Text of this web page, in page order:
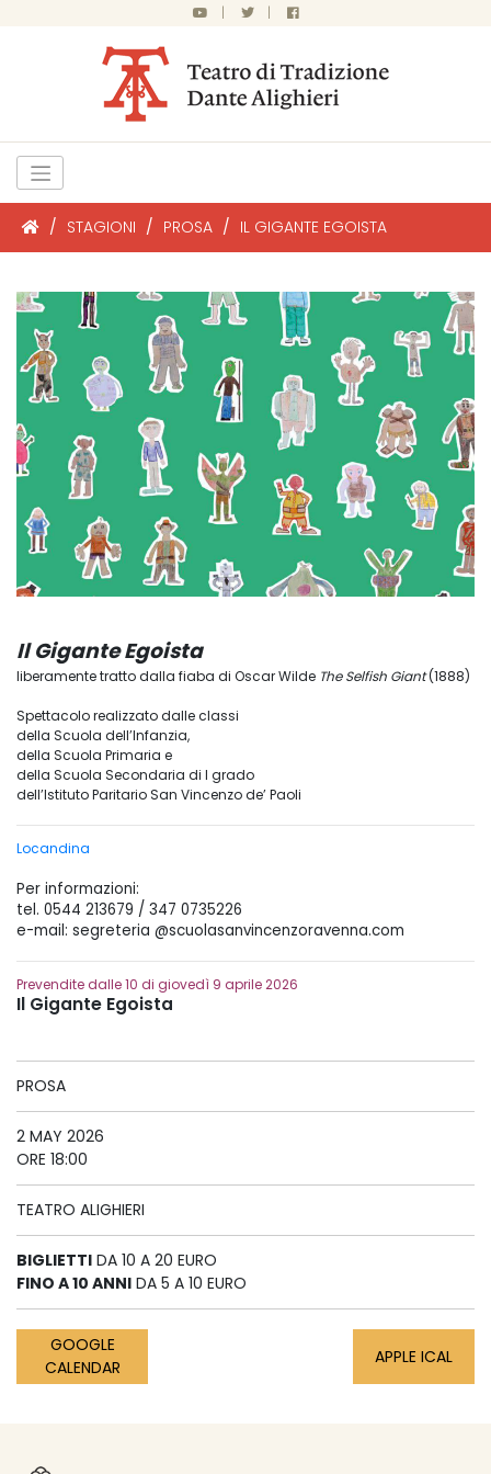
| |
/ STAGIONI / PROSA / IL GIGANTE EGOISTA
Il Gigante Egoista
liberamente tratto dalla fiaba di Oscar Wilde The Selfish Giant(1888)
Spettacolo realizzato dalle classi
della Scuola dell’Infanzia,
della Scuola Primaria e
della Scuola Secondaria di I grado
dell’Istituto Paritario San Vincenzo de’ Paoli
Locandina
Per informazioni:
tel. 0544 213679 / 347 0735226
e-mail: segreteria @scuolasanvincenzoravenna.com
Prevendite dalle 10 di giovedì 9 aprile 2026
Il Gigante Egoista
PROSA
2 MAY 2026
ORE 18:00
TEATRO ALIGHIERI
BIGLIETTI DA 10 A 20 EURO
FINO A 10 ANNI DA 5 A 10 EURO
GOOGLE
CALENDAR
APPLE ICAL